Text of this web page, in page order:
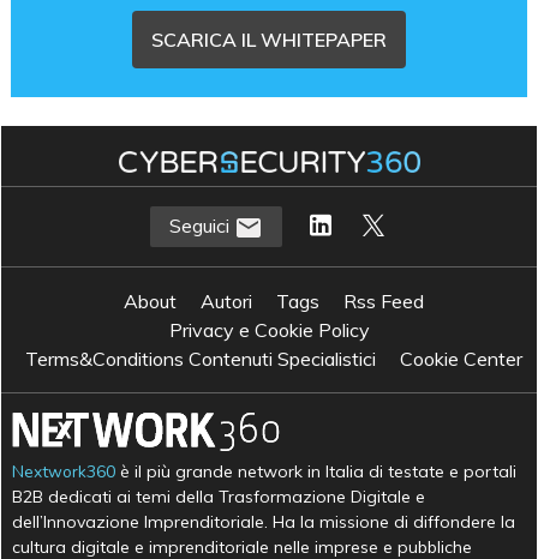
SCARICA IL WHITEPAPER
Seguici
About Autori Tags
Rss Feed
Privacy e Cookie Policy
Terms&Conditions Contenuti Specialistici
Cookie Center
Nextwork360 è il più grande network in Italia di testate e portali
B2B dedicati ai temi della Trasformazione Digitale e
dell’Innovazione Imprenditoriale. Ha la missione di diffondere la
cultura digitale e imprenditoriale nelle imprese e pubbliche